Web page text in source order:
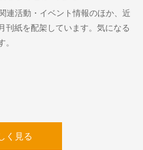
連活動・イベント情報のほか、近
刊紙を配架しています。気になる
。
く見る